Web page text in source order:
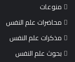
منوعات
محاضرات علم النفس
مذكرات علم النفس
بحوث علم النفس